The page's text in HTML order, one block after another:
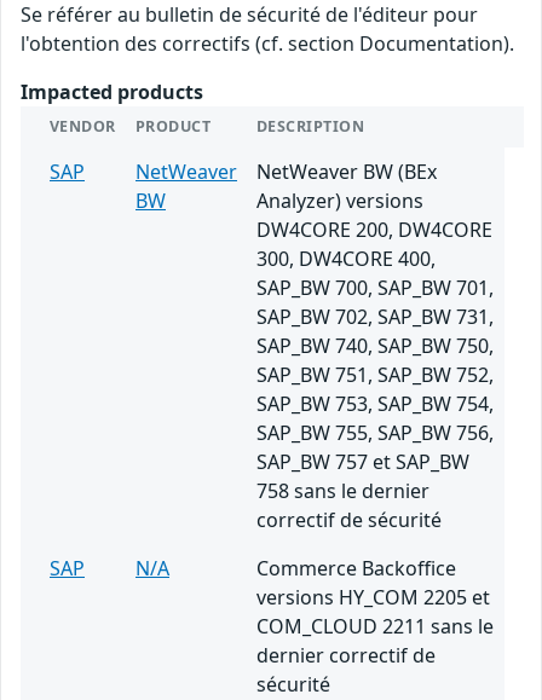
Se référer au bulletin de sécurité de l'éditeur pour
l'obtention des correctifs (cf. section Documentation).
Impacted products
VENDOR PRODUCT DESCRIPTION
SAP
NetWeaver
BW
NetWeaver BW (BEx
Analyzer) versions
DW4CORE 200, DW4CORE
300, DW4CORE 400,
SAP_BW 700, SAP_BW 701,
SAP_BW 702, SAP_BW 731,
SAP_BW 740, SAP_BW 750,
SAP_BW 751, SAP_BW 752,
SAP_BW 753, SAP_BW 754,
SAP_BW 755, SAP_BW 756,
SAP_BW 757 et SAP_BW
758 sans le dernier
correctif de sécurité
SAP
N/A
Commerce Backoffice
versions HY_COM 2205 et
COM_CLOUD 2211 sans le
dernier correctif de
sécurité